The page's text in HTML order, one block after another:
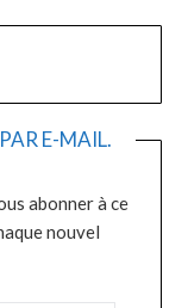
E-MAIL.
abonner à ce
nouvel